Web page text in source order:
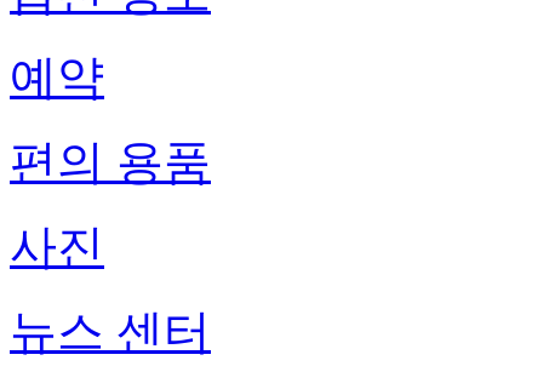
예약
편의 용품
사진
뉴스 센터